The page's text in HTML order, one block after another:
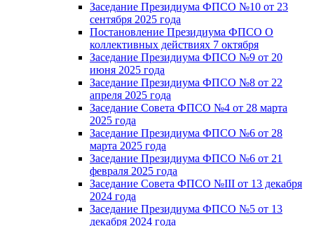
Заседание Президиума ФПСО №10 от 23
сентября 2025 года
Постановление Президиума ФПСО О
коллективных действиях 7 октября
Заседание Президиума ФПСО №9 от 20
июня 2025 года
Заседание Президиума ФПСО №8 от 22
апреля 2025 года
Заседание Совета ФПСО №4 от 28 марта
2025 года
Заседание Президиума ФПСО №6 от 28
марта 2025 года
Заседание Президиума ФПСО №6 от 21
февраля 2025 года
Заседание Совета ФПСО №III от 13 декабря
2024 года
Заседание Президиума ФПСО №5 от 13
декабря 2024 года